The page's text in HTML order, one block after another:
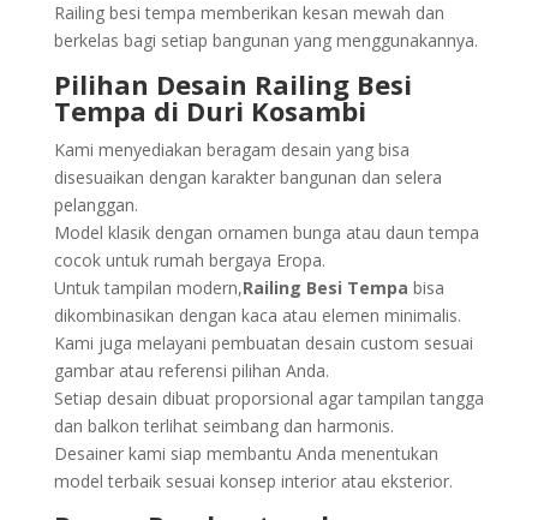
Railing besi tempa memberikan kesan mewah dan
berkelas bagi setiap bangunan yang menggunakannya.
Pilihan Desain Railing Besi
Tempa di Duri Kosambi
Kami menyediakan beragam desain yang bisa
disesuaikan dengan karakter bangunan dan selera
pelanggan.
Model klasik dengan ornamen bunga atau daun tempa
cocok untuk rumah bergaya Eropa.
Untuk tampilan modern,Railing Besi Tempa bisa
dikombinasikan dengan kaca atau elemen minimalis.
Kami juga melayani pembuatan desain custom sesuai
gambar atau referensi pilihan Anda.
Setiap desain dibuat proporsional agar tampilan tangga
dan balkon terlihat seimbang dan harmonis.
Desainer kami siap membantu Anda menentukan
model terbaik sesuai konsep interior atau eksterior.